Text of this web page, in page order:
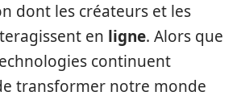
dont les créateurs et les
en ligne. Alors que
continuent
transformer notre monde